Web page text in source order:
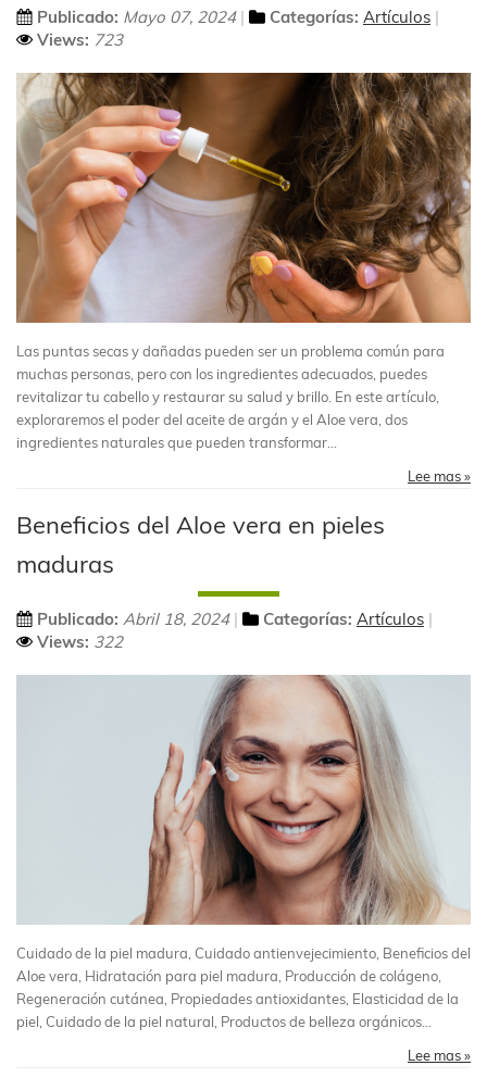
Publicado: Mayo 07, 2024 Categorías: Artículos
Views: 723
Las puntas secas y dañadas pueden ser un problema común para
muchas personas, pero con los ingredientes adecuados, puedes
revitalizar tu cabello y restaurar su salud y brillo. En este artículo,
exploraremos el poder del aceite de argán y el Aloe vera, dos
ingredientes naturales que pueden transformar...
Lee mas »
Beneficios del Aloe vera en pieles
maduras
Publicado: Abril 18, 2024 Categorías: Artículos
Views: 322
Cuidado de la piel madura, Cuidado antienvejecimiento, Beneficios del
Aloe vera, Hidratación para piel madura, Producción de colágeno,
Regeneración cutánea, Propiedades antioxidantes, Elasticidad de la
piel, Cuidado de la piel natural, Productos de belleza orgánicos...
Lee mas »